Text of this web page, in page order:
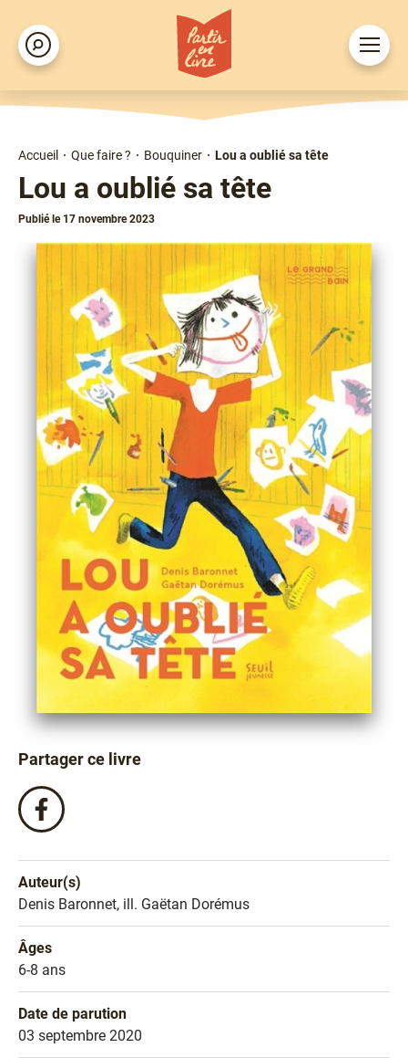
Aller
au
contenu
principal
Rechercher
Ouvrir
le
d'Ariane
Accueil Que faire ? Bouquiner Lou a oublié sa tête
Lou a oublié sa tête
Publié le 17 novembre 2023
Partager ce livre
Partagez
ce
Facebook
!
Auteur(s)
Nom de l'auteur
Denis Baronnet, ill. Gaëtan Dorémus
Âges
Âges
6-8 ans
Date de parution
Date de parution
03 septembre 2020